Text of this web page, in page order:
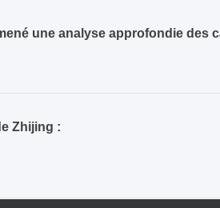
une analyse approfondie des
Zhijing :